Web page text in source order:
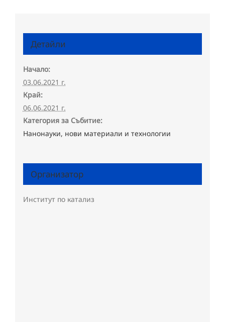
Детайли
Начало:
03.06.2021 г.
Край:
06.06.2021 г.
Категория за Събитие:
Нанонауки, нови материали и технологии
Организатор
Институт по катализ